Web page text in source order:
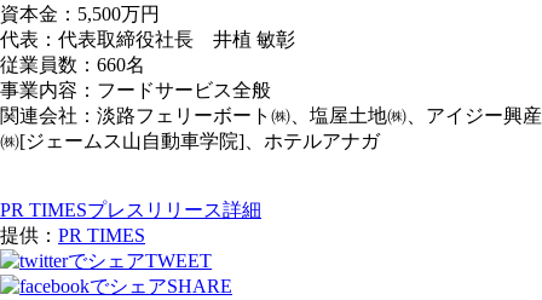
資本金：5,500万円
代表：代表取締役社長 井植 敏彰
従業員数：660名
事業内容：フードサービス全般
関連会社：淡路フェリーボート㈱、塩屋土地㈱、アイジー興産
㈱[ジェームス山自動車学院]、ホテルアナガ
PR TIMESプレスリリース詳細
提供： PR TIMES
TWEET
SHARE